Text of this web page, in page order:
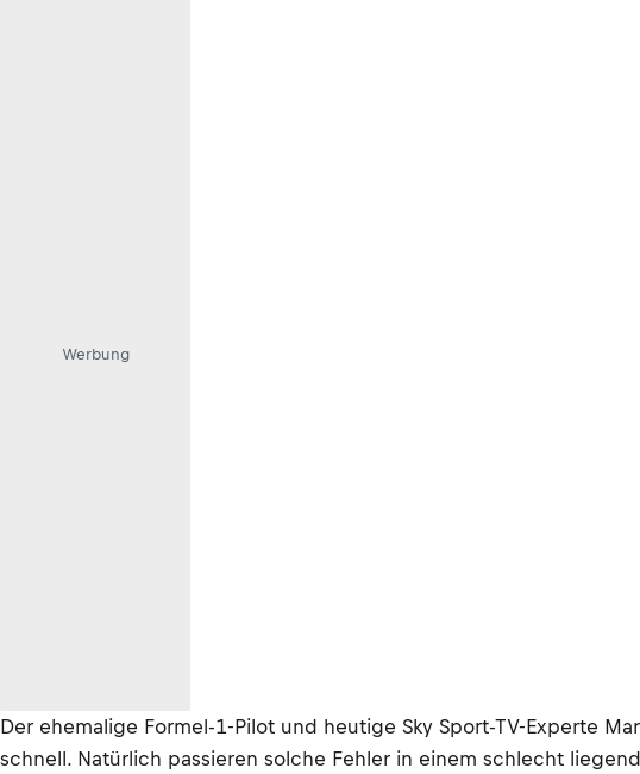
Werbung
Der ehemalige Formel-1-Pilot und heutige Sky Sport-TV-Experte
schnell. Natürlich passieren solche Fehler in einem schlecht